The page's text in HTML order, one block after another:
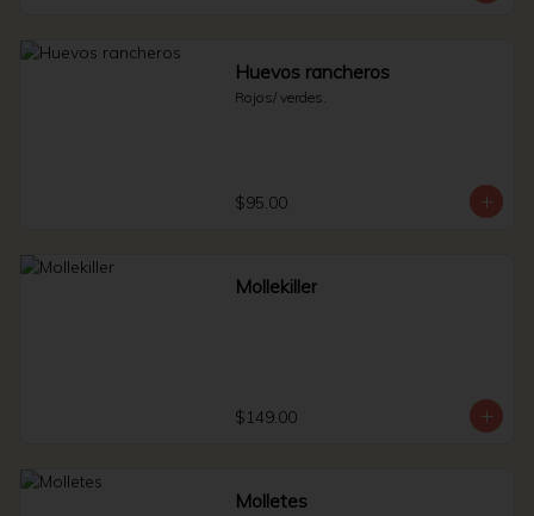
Huevos rancheros
Rojos/ verdes.
$95.00
Mollekiller
$149.00
Molletes